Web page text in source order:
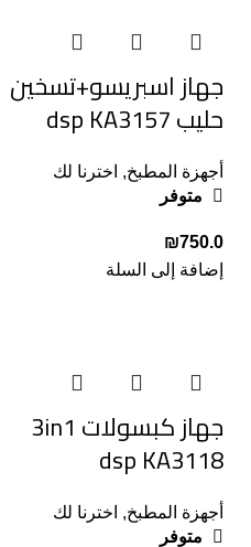
جهاز اسبريسو+تسخين
حليب dsp KA3157
أجهزة المطبخ, اخترنا لك
متوفر
₪
إضافة إلى السلة
جهاز كبسولات 3in1
dsp KA3118
أجهزة المطبخ, اخترنا لك
متوفر